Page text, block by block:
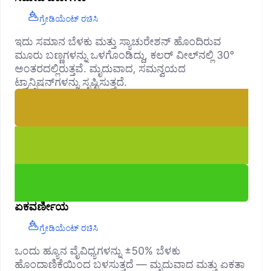
ಗ್ರೇಡಿಯೆಂಟ್ ರಚಿಸಿ
ಇದು ಸಮಾನ ಬೆಳಕು ಮತ್ತು ಸ್ಯಾಚುರೇಶನ್ ಹೊಂದಿರುವ
ಮೂರು ಬಣ್ಣಗಳನ್ನು ಒಳಗೊಂಡಿದ್ದು, ಕಲರ್ ವೀಲ್‌ನಲ್ಲಿ 30°
ಅಂತರದಲ್ಲಿರುತ್ತವೆ. ಮೃದುವಾದ, ಸಮನ್ವಯದ
ಟ್ರಾನ್ಸಿಷನ್‌ಗಳನ್ನು ಸೃಷ್ಟಿಸುತ್ತದೆ.
ಏಕವರ್ಣೀಯ
ಗ್ರೇಡಿಯೆಂಟ್ ರಚಿಸಿ
ಒಂದು ಹ್ಯೂನ ವೈವಿಧ್ಯಗಳನ್ನು ±50% ಬೆಳಕು
ಹೊಂದಾಣಿಕೆಯಿಂದ ಬಳಸುತ್ತದೆ — ಮೃದುವಾದ ಮತ್ತು ಏಕತಾ